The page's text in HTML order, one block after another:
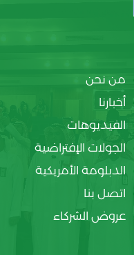
من نحن
أخبارنا
الفيديوهات
الجولات الإفتراضية
الدبلومة الأمريكية
اتصل بنا
عروض الشركاء